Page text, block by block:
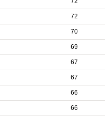
72
70
69
67
67
66
66